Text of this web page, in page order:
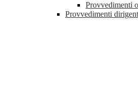
Provvedimenti
Provvedimenti